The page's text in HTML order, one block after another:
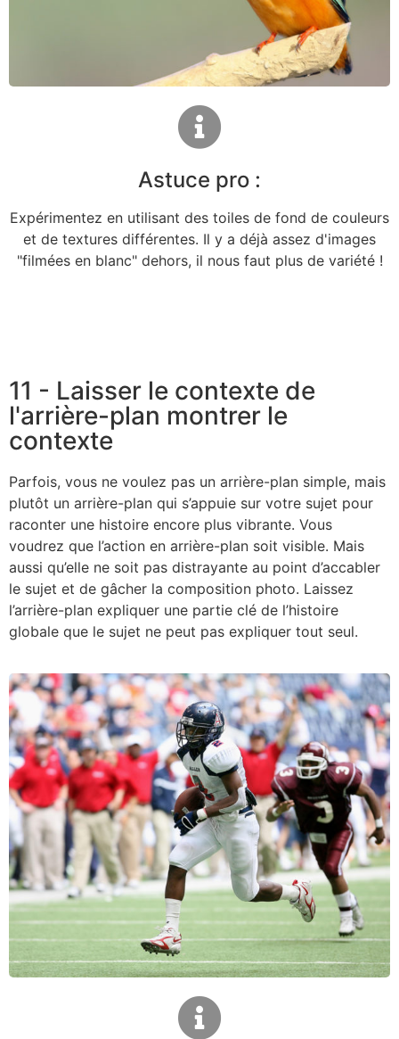
Astuce pro :
Expérimentez en utilisant des toiles de fond de couleurs
et de textures différentes. Il y a déjà assez d'images
"filmées en blanc" dehors, il nous faut plus de variété !
11 - Laisser le contexte de
l'arrière-plan montrer le
contexte
Parfois, vous ne voulez pas un arrière-plan simple, mais
plutôt un arrière-plan qui s’appuie sur votre sujet pour
raconter une histoire encore plus vibrante. Vous
voudrez que l’action en arrière-plan soit visible. Mais
aussi qu’elle ne soit pas distrayante au point d’accabler
le sujet et de gâcher la composition photo. Laissez
l’arrière-plan expliquer une partie clé de l’histoire
globale que le sujet ne peut pas expliquer tout seul.